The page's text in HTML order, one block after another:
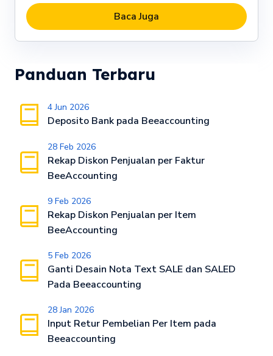
Baca Juga
Panduan Terbaru
4 Jun 2026
Deposito Bank pada Beeaccounting
28 Feb 2026
Rekap Diskon Penjualan per Faktur
BeeAccounting
9 Feb 2026
Rekap Diskon Penjualan per Item
BeeAccounting
5 Feb 2026
Ganti Desain Nota Text SALE dan SALED
Pada Beeaccounting
28 Jan 2026
Input Retur Pembelian Per Item pada
Beeaccounting